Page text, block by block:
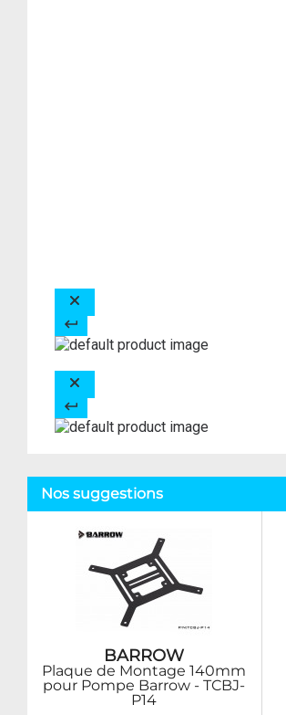
Nos suggestions
BARROW
Plaque de Montage 140mm
pour Pompe Barrow - TCBJ-
P14